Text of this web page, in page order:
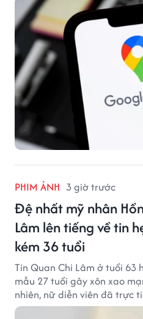
PHIM ẢNH 3 giờ trước
Đệ nhất mỹ nhân
Lâm lên tiếng về tin
kém 36 tuổi
Tin Quan Chi Lâm ở tuổi 63
mẫu 27 tuổi gây xôn xao
nhiên, nữ diễn viên đã trực
này.